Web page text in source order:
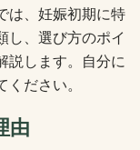
は、妊娠初期に特
し、選び方のポイ
説します。自分に
ださい。
由